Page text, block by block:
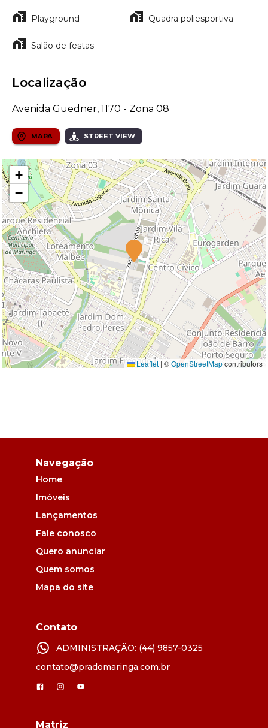
Playground Quadra poliesportiva
Salão de festas
Localização
Avenida Guedner, 1170 - Zona 08
MAPA STREET VIEW
+
−
Leaflet | ©OpenStreetMapcontributors
Navegação
Home
Imóveis
Lançamentos
Fale conosco
Quero anunciar
Quem somos
Mapa do site
Contato
ADMINISTRAÇÃO: (44) 9857-0325
contato@pradomaringa.com.br
Matriz